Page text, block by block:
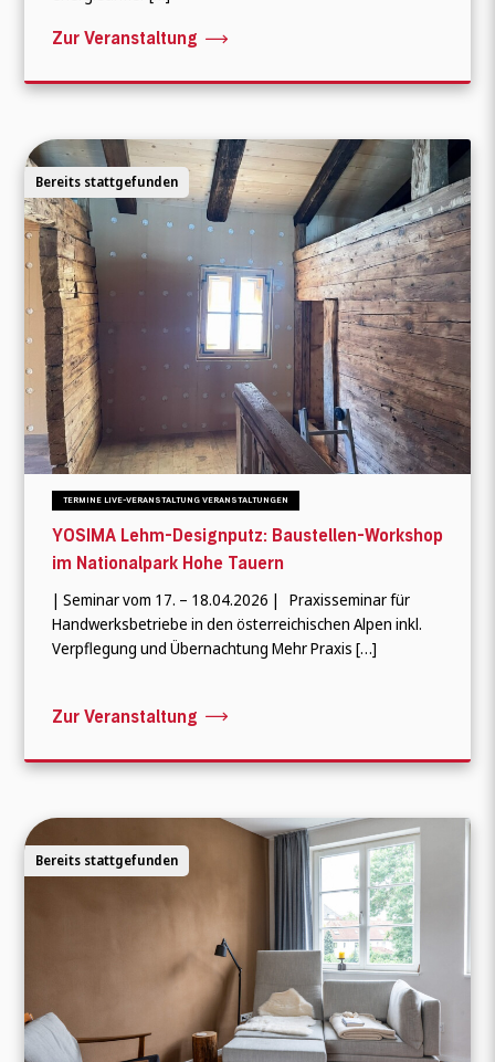
Zur Veranstaltung
Bereits stattgefunden
TERMINE LIVE-VERANSTALTUNG VERANSTALTUNGEN
YOSIMA Lehm-Designputz: Baustellen-Workshop
im Nationalpark Hohe Tauern
| Seminar vom 17. – 18.04.2026 | Praxisseminar für
Handwerksbetriebe in den österreichischen Alpen inkl.
Verpflegung und Übernachtung Mehr Praxis […]
Zur Veranstaltung
Bereits stattgefunden